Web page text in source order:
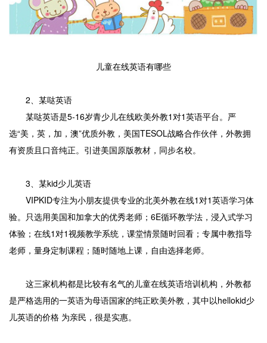
儿童在线英语有哪些
2、某哒英语
某哒英语是5-16岁青少儿在线欧美外教1对1英语平台。严
选“美，英，加，澳”优质外教，美国TESOL战略合作伙伴，外教拥
有资质且口音纯正。引进美国原版教材，同步名校。
3、某kid少儿英语
VIPKID专注为小朋友提供专业的北美外教在线1对1英语学习体
验。只选用美国和加拿大的优秀老师；6E循环教学法，浸入式学习
体验；在线1对1视频教学系统，课堂情景随时回看；专属中教指导
老师，量身定制课程；随时随地上课，自由选择老师。
这三家机构都是比较有名气的儿童在线英语培训机构，外教都
是严格选用的一英语为母语国家的纯正欧美外教，其中以hellokid少
儿英语的价格 为亲民，很是实惠。